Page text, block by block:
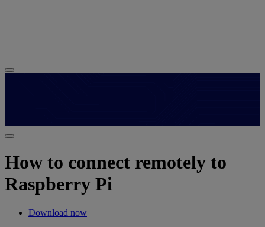
How to connect remotely to
Raspberry Pi
Download now